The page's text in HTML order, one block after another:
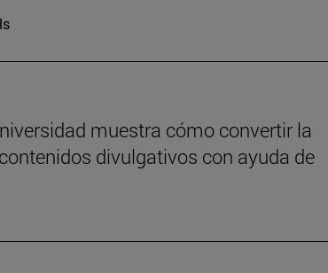
muestra cómo convertir la
divulgativos con ayuda de